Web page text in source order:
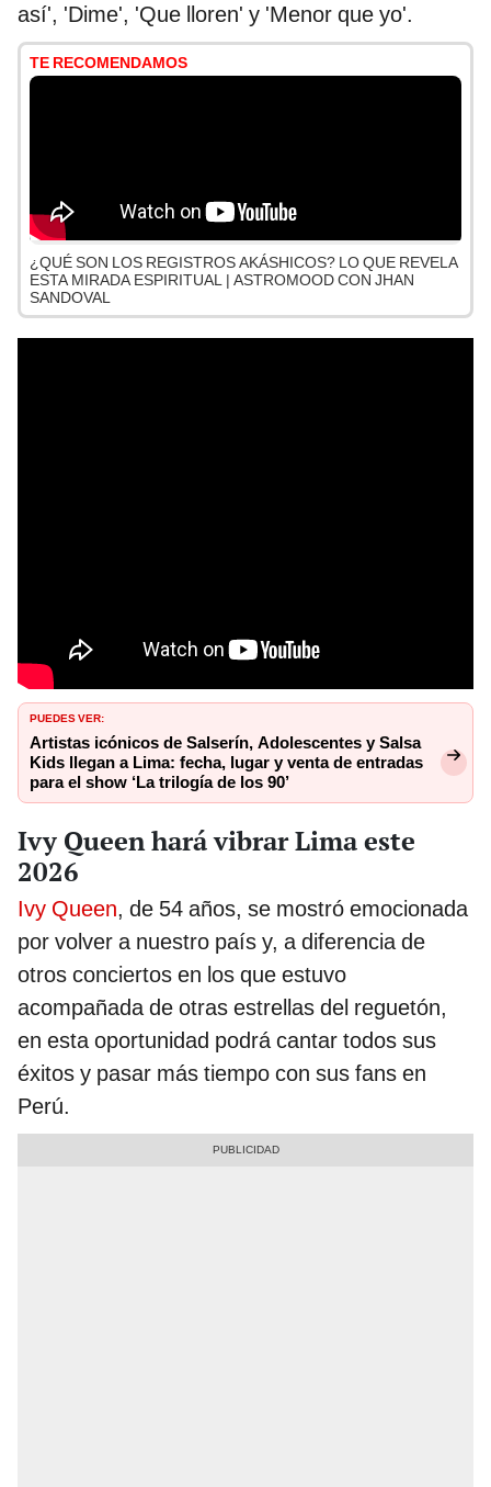
así', 'Dime', 'Que lloren' y 'Menor que yo'.
TE RECOMENDAMOS
¿QUÉ SON LOS REGISTROS AKÁSHICOS? LO QUE REVELA
ESTA MIRADA ESPIRITUAL | ASTROMOOD CON JHAN
SANDOVAL
PUEDES VER:
Artistas icónicos de Salserín, Adolescentes y Salsa
Kids llegan a Lima: fecha, lugar y venta de entradas
para el show ‘La trilogía de los 90’
Ivy Queen hará vibrar Lima este
2026
Ivy Queen, de 54 años, se mostró emocionada
por volver a nuestro país y, a diferencia de
otros conciertos en los que estuvo
acompañada de otras estrellas del reguetón,
en esta oportunidad podrá cantar todos sus
éxitos y pasar más tiempo con sus fans en
Perú.